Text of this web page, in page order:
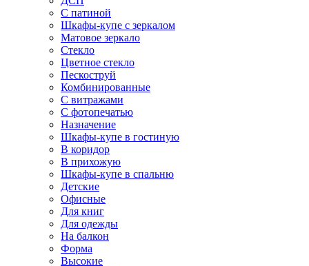
С патиной
Шкафы-купе с зеркалом
Матовое зеркало
Стекло
Цветное стекло
Пескоструй
Комбинированные
С витражами
С фотопечатью
Назначение
Шкафы-купе в гостиную
В коридор
В прихожую
Шкафы-купе в спальню
Детские
Офисные
Для книг
Для одежды
На балкон
Форма
Высокие